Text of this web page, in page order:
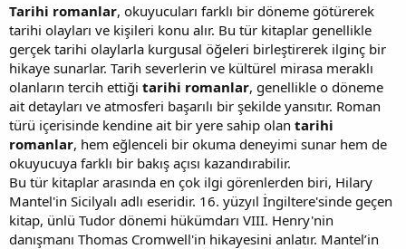
Tarihi romanlar, okuyucuları farklı bir döneme götürerek
tarihi olayları ve kişileri konu alır. Bu tür kitaplar genellikle
gerçek tarihi olaylarla kurgusal öğeleri birleştirerek ilginç bir
hikaye sunarlar. Tarih severlerin ve kültürel mirasa meraklı
olanların tercih ettiği tarihi romanlar, genellikle o döneme
ait detayları ve atmosferi başarılı bir şekilde yansıtır. Roman
türü içerisinde kendine ait bir yere sahip olan tarihi
romanlar, hem eğlenceli bir okuma deneyimi sunar hem de
okuyucuya farklı bir bakış açısı kazandırabilir.
Bu tür kitaplar arasında en çok ilgi görenlerden biri, Hilary
Mantel'in Sicilyalı adlı eseridir. 16. yüzyıl İngiltere'sinde geçen
kitap, ünlü Tudor dönemi hükümdarı VIII. Henry'nin
danışmanı Thomas Cromwell'in hikayesini anlatır. Mantel’in